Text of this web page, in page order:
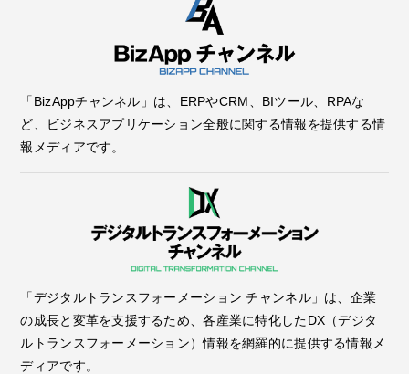
「BizAppチャンネル」は、ERPやCRM、BIツール、RPAな
ど、ビジネスアプリケーション全般に関する情報を提供する情
報メディアです。
「デジタルトランスフォーメーション チャンネル」は、企業
の成長と変革を支援するため、各産業に特化したDX（デジタ
ルトランスフォーメーション）情報を網羅的に提供する情報メ
ディアです。